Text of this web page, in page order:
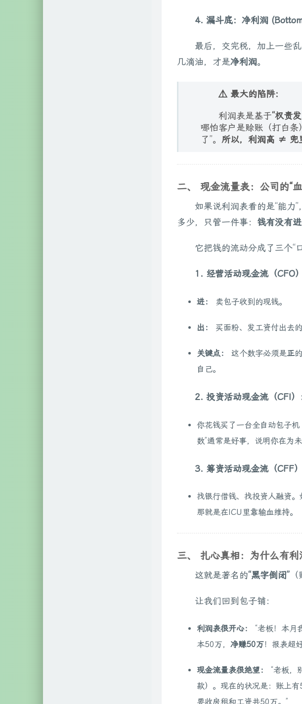
4. 漏斗底：净利润
最后，交完税，加上一些
几滴油，才是净利润。
⚠️ 最大的陷阱：
利润表是基于“权责
哪怕客户是赊账（打白条
了”。 所以，利润高 ≠ 兜
二、 现金流量表：公司的“
如果说利润表看的是“能力
多少，只管一件事： 钱有没有
它把钱的流动分成了三个“口
1. 经营活动现金流（CFO
进： 卖包子收到的现钱。
出： 买面粉、发工资付出去的
关键点： 这个数字必须是正
自己。
2. 投资活动现金流（CFI
你花钱买了一台全自动包子
数”通常是好事，说明你在为未
3. 筹资活动现金流（CFF
找银行借钱、找投资人融资。
那就是在ICU里靠输血维持。
三、 扎心真相：为什么有利
这就是著名的“黑字倒闭”
让我们回到包子铺：
利润表很开心：
“老板！本月
本50万， 净赚50万！报表超
现金流量表很绝望： “老板，
款）。现在的状况是：账上
要收房租和工资共50万。”